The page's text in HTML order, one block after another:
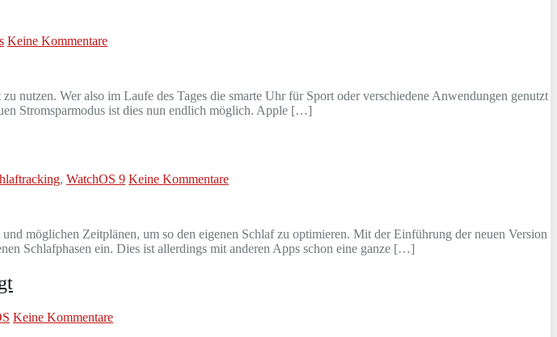
Keine Kommentare
nutzen. Wer also im Laufe des Tages die smarte Uhr für Sport oder verschiedene Anwendungen genutzt
Stromsparmodus ist dies nun endlich möglich. Apple […]
, WatchOS 9 Keine Kommentare
möglichen Zeitplänen, um so den eigenen Schlaf zu optimieren. Mit der Einführung der neuen Version
Schlafphasen ein. Dies ist allerdings mit anderen Apps schon eine ganze […]
Keine Kommentare